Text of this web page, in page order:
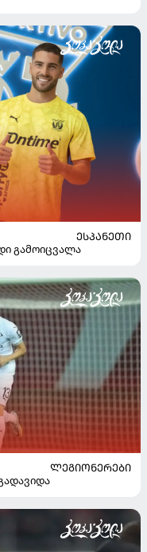
ᲔᲡᲞᲐᲜᲔᲗᲘ
გამოიცვალა
ᲚᲔᲒᲘᲝᲜᲔᲠᲔᲑᲘ